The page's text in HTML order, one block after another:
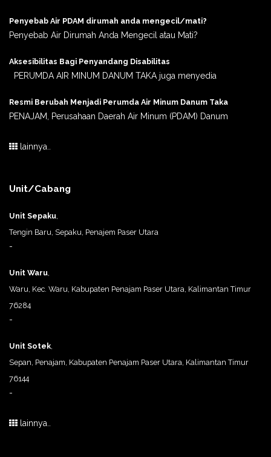
Penyebab Air PDAM dirumah anda mengecil/mati?
Penyebab Air Dirumah Anda Mengecil atau Mati?
Aksesibilitas Bagi Penyandang Disabilitas
PERUMDA AIR MINUM DANUM TAKA juga menyedia
Resmi Berubah Menjadi Perumda Air Minum Danum Taka
PENAJAM, Perusahaan Daerah Air Minum (PDAM) Danum
lainnya..
Unit/Cabang
Unit Sepaku
Tengin Baru, Sepaku, Penajem Paser Utara
-
Unit Waru
Waru, Kec. Waru, Kabupaten Penajam Paser Utara, Kalimantan Timur
76284
-
Unit Sotek
Sepan, Penajam, Kabupaten Penajam Paser Utara, Kalimantan Timur
76144
-
lainnya..